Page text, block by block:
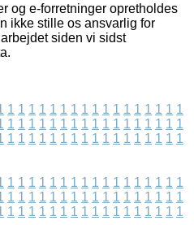
og e-forretninger opretholdes
ikke stille os ansvarlig for
siden vi sidst
1 1 1 1 1 1 1 1 1 1 1 1 1 1 1 1 1
1 1 1 1 1 1 1 1 1 1 1 1 1 1 1 1 1
1 1 1 1 1 1 1 1 1 1 1 1 1 1 1 1 1
1 1 1 1 1 1 1 1 1 1 1 1 1 1 1 1 1
1 1 1 1 1 1 1 1 1 1 1 1 1 1 1 1 1
1 1 1 1 1 1 1 1 1 1 1 1 1 1 1 1 1